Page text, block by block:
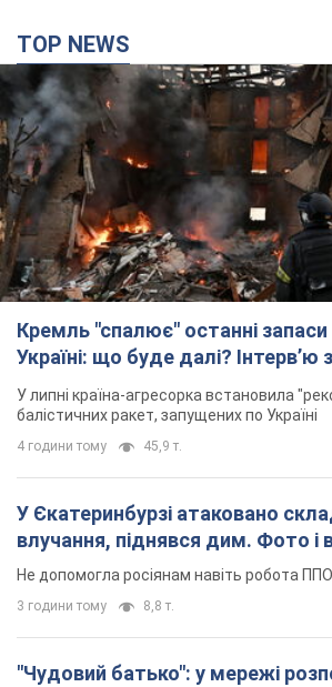
TOP NEWS
Кремль "спалює" останні запаси
Україні: що буде далі?
У липні країна-агресорка встановила
балістичних ракет, запущених по Україні
4 години тому 45,9 т.
У Єкатеринбурзі атаковано
влучання, піднявся дим. Фото і
Не допомогла росіянам навіть робота ППО
3 години тому 8,8 т.
"Чудовий батько": у мережі